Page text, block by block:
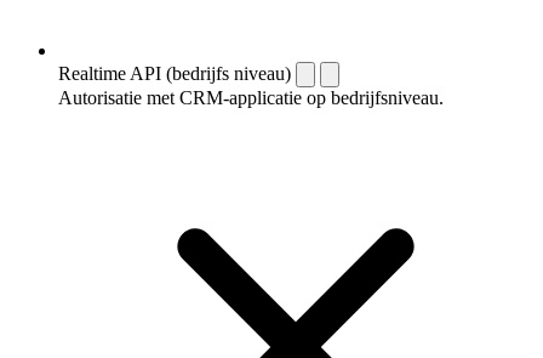
Realtime API (bedrijfs niveau)
Autorisatie met CRM-applicatie op bedrijfsniveau.